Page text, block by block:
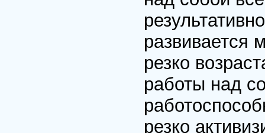
развивается
резко
работы над
резко